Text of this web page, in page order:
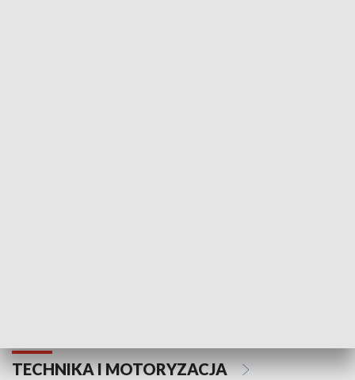
TECHNIKA I MOTORYZACJA